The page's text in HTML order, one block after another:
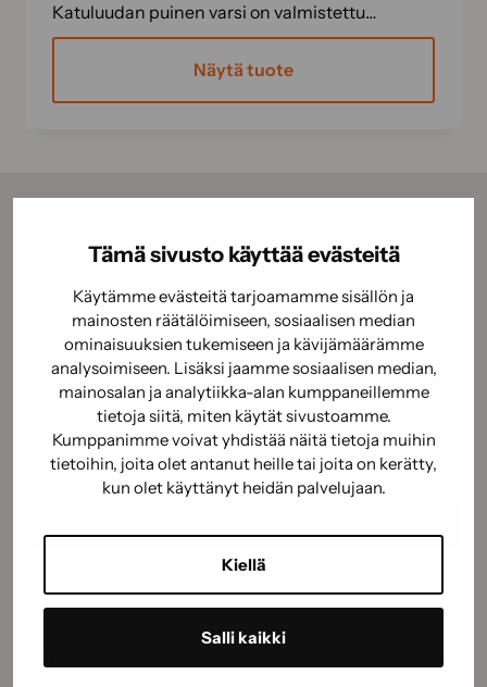
Tämä sivusto käyttää evästeitä
Käytämme evästeitä tarjoamamme sisällön ja
mainosten räätälöimiseen, sosiaalisen median
ominaisuuksien tukemiseen ja kävijämäärämme
analysoimiseen. Lisäksi jaamme sosiaalisen median,
mainosalan ja analytiikka-alan kumppaneillemme
tietoja siitä, miten käytät sivustoamme.
Kumppanimme voivat yhdistää näitä tietoja muihin
tietoihin, joita olet antanut heille tai joita on kerätty,
kun olet käyttänyt heidän palvelujaan.
Kiellä
Salli kaikki
Katuluudan puinen varsi on valmistettu…
Näytä tuote
vinkit, ohjeet ja tarjoukset suoraan sähköpostiisi.
Sähköposti
(Pakollinen)
Suostumus (Pakollinen)
Hyväksyn tietojeni käyttämisen tietosuojaselosteen
mukaisesti. (Pakollinen)
CAPTCHA